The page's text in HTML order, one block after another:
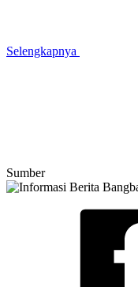
Selengkapnya
Sumber